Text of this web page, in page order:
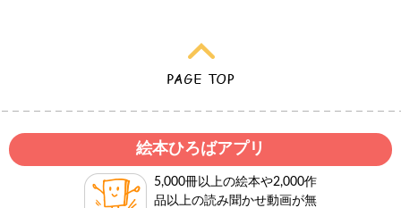
絵本ひろばアプリ
5,000冊以上の絵本や2,000作
品以上の読み聞かせ動画が無